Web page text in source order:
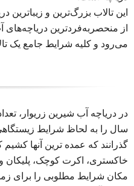
این تالاب بزرگ‌ترین و زیباترین
از منحصربه‌فردترین
می‌رود و کلیه شرایط جامع یک
در دریاچه آب شیرین زریوار،
سال را به لحاظ شرایط
گذرانند که عمده ترین آنها
خاکستری، اکرت کوچک، پلیکان
مکان شرایط مطلوبی را برای